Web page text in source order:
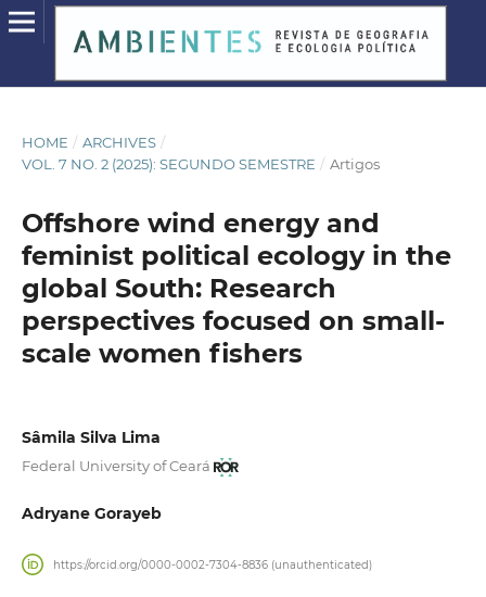
HOME / ARCHIVES /
VOL. 7 NO. 2 (2025): SEGUNDO SEMESTRE / Artigos
Offshore wind energy and
feminist political ecology in the
global South: Research
perspectives focused on small-
scale women fishers
Sâmila Silva Lima
Federal University of Ceará
Adryane Gorayeb
https://orcid.org/0000-0002-7304-8836 (unauthenticated)